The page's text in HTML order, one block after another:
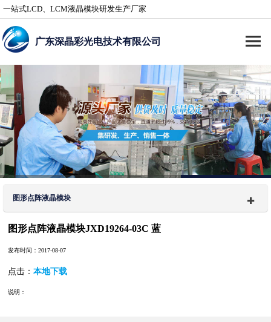
一站式LCD、LCM液晶模块研发生产厂家
广东深晶彩光电技术有限公司
图形点阵液晶模块
图形点阵液晶模块JXD19264-03C 蓝
发布时间：2017-08-07
点击：本地下载
说明：